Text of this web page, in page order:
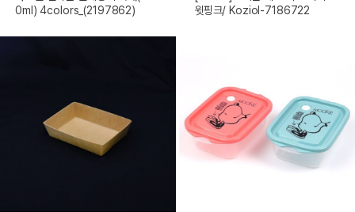
0ml) 4colors_(2197862)
윗핑크/ Koziol-7186722